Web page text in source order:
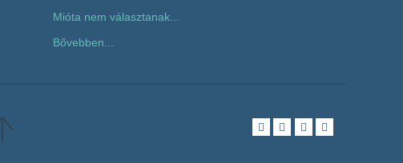
Mióta nem választanak...
Bővebben...